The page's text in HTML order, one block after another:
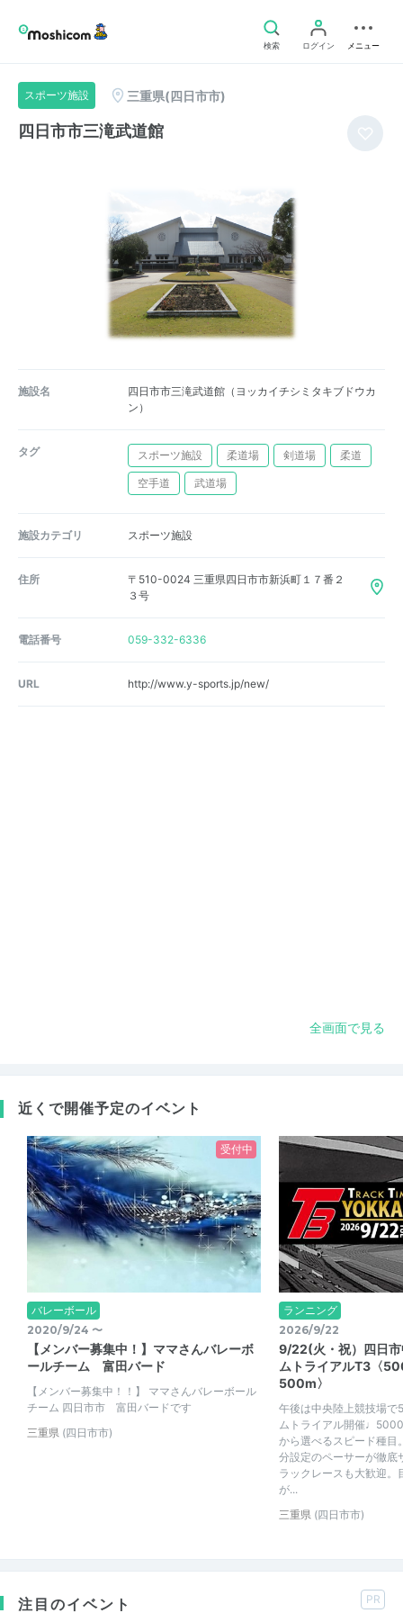
検索 ログイン メニュー
スポーツ施設 三重県(四日市市)
四日市市三滝武道館
施設名
四日市市三滝武道館（ヨッカイチシミタキブドウカ
ン）
タグ スポーツ施設 柔道場 剣道場 柔道
空手道 武道場
施設カテゴリ スポーツ施設
住所
〒510-0024 三重県四日市市新浜町１７番２
３号
電話番号 059-332-6336
URL http://www.y-sports.jp/new/
全画面で見る
近くで開催予定のイベント
受付中
バレーボール
2020/9/24 〜
【メンバー募集中！】ママさんバレーボ
ールチーム 富田バード
【メンバー募集中！！】 ママさんバレーボール
チーム 四日市市 富田バードです
三重県 (四日市市)
ランニング
2026/9/22
9/22(火・祝）四日
ムトライアルT3〈
500m〉
午後は中央陸上競技場
ムトライアル開催
から選べるスピード種
分設定のペーサーが徹底
ラックレースも大歓迎。
が...
三重県 (四日市市)
注目のイベント PR